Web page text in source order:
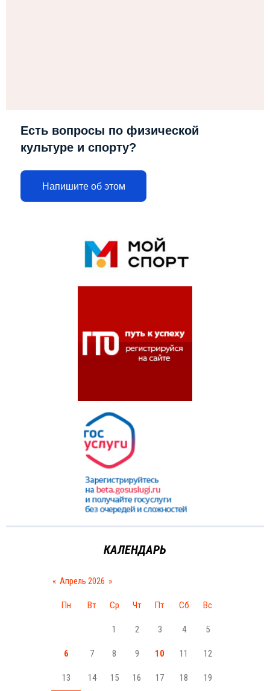
Есть вопросы по физической
культуре и спорту?
Напишите об этом
КАЛЕНДАРЬ
« Апрель 2026 »
Пн Вт Ср Чт Пт Сб Вс
1 2 3 4 5
6 7 8 9 10 11 12
13 14 15 16 17 18 19